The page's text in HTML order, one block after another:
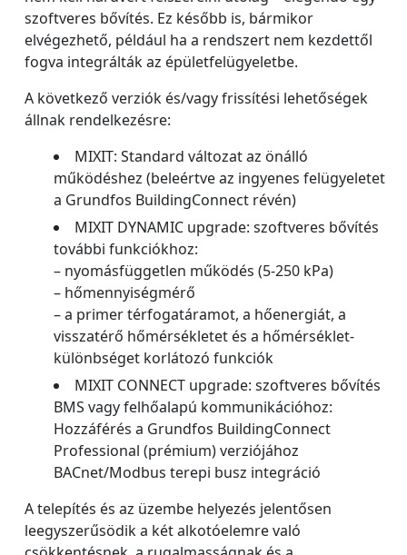
szoftveres bővítés. Ez később is, bármikor
elvégezhető, például ha a rendszert nem kezdettől
fogva integrálták az épületfelügyeletbe.
A következő verziók és/vagy frissítési lehetőségek
állnak rendelkezésre:
MIXIT: Standard változat az önálló
működéshez (beleértve az ingyenes felügyeletet
a Grundfos BuildingConnect révén)
MIXIT DYNAMIC upgrade: szoftveres bővítés
további funkciókhoz:
– nyomásfüggetlen működés (5-250 kPa)
– hőmennyiségmérő
– a primer térfogatáramot, a hőenergiát, a
visszatérő hőmérsékletet és a hőmérséklet-
különbséget korlátozó funkciók
MIXIT CONNECT upgrade: szoftveres bővítés
BMS vagy felhőalapú kommunikációhoz:
Hozzáférés a Grundfos BuildingConnect
Professional (prémium) verziójához
BACnet/Modbus terepi busz integráció
A telepítés és az üzembe helyezés jelentősen
leegyszerűsödik a két alkotóelemre való